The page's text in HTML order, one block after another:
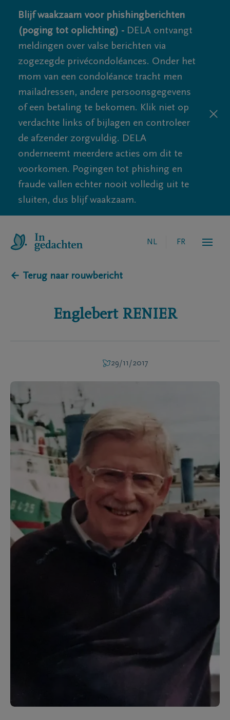
Blijf waakzaam voor phishingberichten
(poging tot oplichting) - DELA ontvangt
meldingen over valse berichten via
zogezegde privécondoléances. Onder het
mom van een condoléance tracht men
mailadressen, andere persoonsgegevens
of een betaling te bekomen. Klik niet op
verdachte links of bijlagen en controleer
de afzender zorgvuldig. DELA
onderneemt meerdere acties om dit te
voorkomen. Pogingen tot phishing en
fraude vallen echter nooit volledig uit te
sluiten, dus blijf waakzaam.
NL FR
← Terug naar rouwbericht
Englebert RENIER
29/11/2017